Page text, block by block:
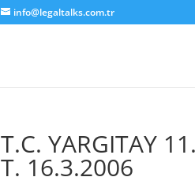
info@legaltalks.com.tr
T.C. YARGITAY
T. 16.3.2006